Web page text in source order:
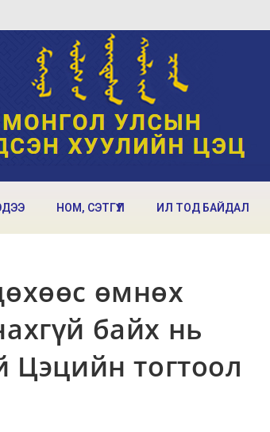
НОМ, СЭТГҮҮЛ ИЛ ТОД БАЙДАЛ
өмнөх
байх нь
Цэцийн тогтоол